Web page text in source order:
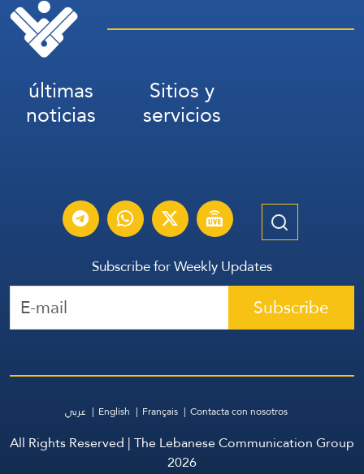
últimas
noticias
Sitios y
servicios
Subscribe for Weekly Updates
Subscribe
عربي English Français Contacta con nosotros
All Rights Reserved | The Lebanese Communication Group
2026